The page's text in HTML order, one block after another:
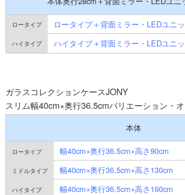
ロータイプ＋背面ミラー・LEDユニ
ハイタイプ＋背面ミラー・LEDユニ
ガラスコレクションケースJONY
スリム幅40cm×奥行36.5cmバリエーション・
本体
幅40cm×奥行36.5cm×高さ90cm
幅40cm×奥行36.5cm×高さ130cm
幅40cm×奥行36.5cm×高さ160cm